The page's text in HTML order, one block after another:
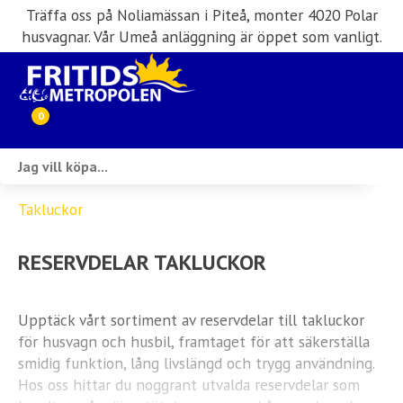
Träffa oss på Noliamässan i Piteå, monter 4020 Polar
husvagnar. Vår Umeå anläggning är öppet som vanligt.
0
Husbilsuthyrning
Verkstad
Takluckor
RESERVDELAR TAKLUCKOR
Upptäck vårt sortiment av reservdelar till takluckor
för husvagn och husbil, framtaget för att säkerställa
smidig funktion, lång livslängd och trygg användning.
Hos oss hittar du noggrant utvalda reservdelar som